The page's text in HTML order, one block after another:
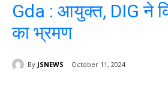
Gda : आयुक्त, DIG ने
का भ्रमण
By JSNEWS October 11, 2024